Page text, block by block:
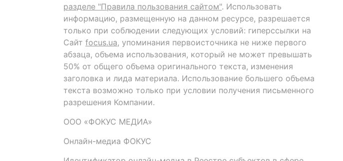
разделе "Правила пользования сайтом". Использовать
информацию, размещенную на данном ресурсе, разрешается
только при соблюдении следующих условий: гиперссылки на
Сайт focus.ua, упоминания первоисточника не ниже первого
абзаца, объема использования, который не может превышать
50% от общего объема оригинального текста, изменения
заголовка и лида материала. Использование большего объема
текста возможно только при условии получения письменного
разрешения Компании.
ООО «ФОКУС МЕДИА»
Онлайн-медиа ФОКУС